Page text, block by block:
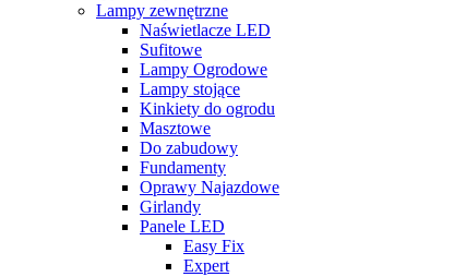
Lampy zewnętrzne
Naświetlacze LED
Sufitowe
Lampy Ogrodowe
Lampy stojące
Kinkiety do ogrodu
Masztowe
Do zabudowy
Fundamenty
Oprawy Najazdowe
Girlandy
Panele LED
Easy Fix
Expert